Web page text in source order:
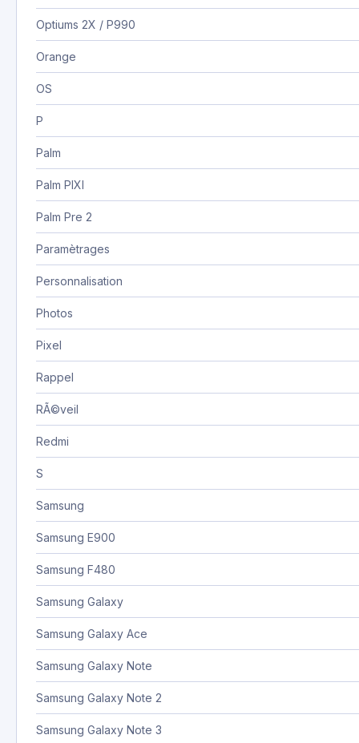
Optiums 2X / P990
Orange
OS
P
Palm
Palm PIXI
Palm Pre 2
Paramètrages
Personnalisation
Photos
Pixel
Rappel
RÃ©veil
Redmi
S
Samsung
Samsung E900
Samsung F480
Samsung Galaxy
Samsung Galaxy Ace
Samsung Galaxy Note
Samsung Galaxy Note 2
Samsung Galaxy Note 3